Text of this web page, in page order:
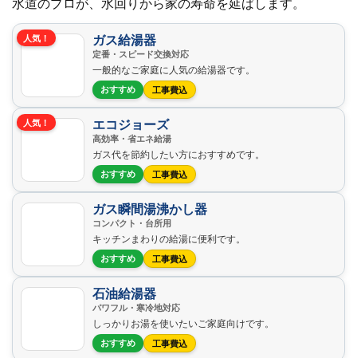
人気！ ガス給湯器
定番・スピード交換対応
一般的なご家庭に人気の給湯器です。
おすすめ 工事費込
人気！ エコジョーズ
高効率・省エネ給湯
ガス代を節約したい方におすすめです。
おすすめ 工事費込
ガス瞬間湯沸かし器
コンパクト・台所用
キッチンまわりの給湯に便利です。
おすすめ 工事費込
石油給湯器
パワフル・寒冷地対応
しっかりお湯を使いたいご家庭向けです。
おすすめ 工事費込